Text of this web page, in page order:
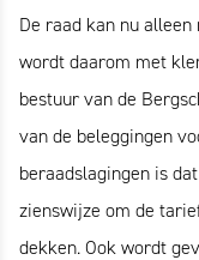
De raad kan nu
wordt daarom met
bestuur van de
van de beleggingen
beraadslagingen is
zienswijze om de
dekken. Ook wordt